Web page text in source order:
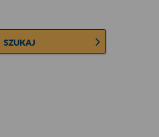
SZUKAJ